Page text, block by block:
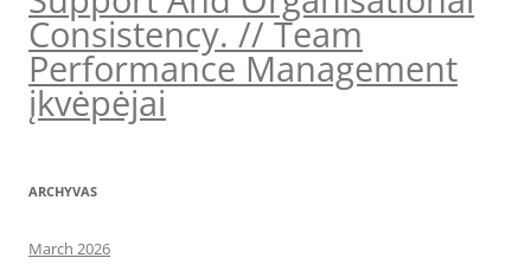
Consistency. // Team
Performance Management
įkvėpėjai
ARCHYVAS
March 2026